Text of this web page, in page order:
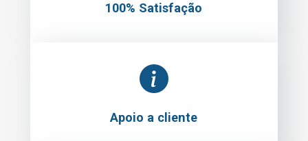
100% Satisfação
Apoio a cliente